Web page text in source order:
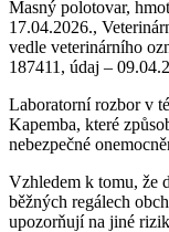
Masný polotovar,
17.04.2026.,
vedle veterinárního
187411, údaj –
Laboratorní rozbor v
Kapemba, které
nebezpečné
Vzhledem k tomu, že
běžných regálech
upozorňují na jiné